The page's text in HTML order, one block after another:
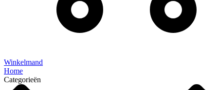
Winkelmand
Home
Categorieën